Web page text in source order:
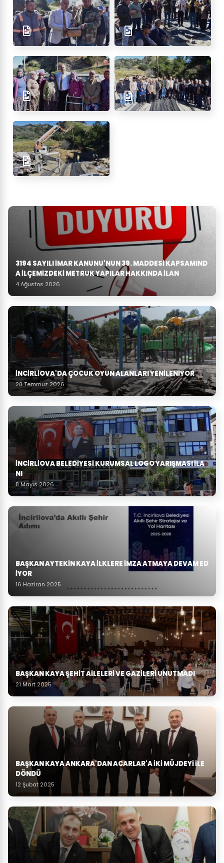
3194 SAYILI İMAR KANUNU'NUN 39. MADDESI KAPSAMIND
A İLÇEMIZDEKI METRUK YAPILAR HAKKINDA İLAN
4 Ağustos 2026
İNCIRLIOVA'DA ÇOCUK OYUN ALANLARI YENILENIYOR
28 Temmuz 2026
İNCIRLIOVA BELEDIYESI KURUMSAL LOGO YARIŞMASI İLA
NI
8 Mayıs 2026
BAŞKAN AYTEKIN KAYA ILKLERE IMZA ATMAYA DEVAM ED
IYOR
16 Haziran 2025
BAŞKAN KAYA ŞEHIT AILELERI VE GAZILERI UNUTMADI
21 Mart 2025
BAŞKAN KAYA ANKARA'DAN ACARLAR'A IKI MÜJDEYI ILE
DÖNDÜ
12 Şubat 2025